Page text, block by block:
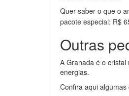
Quer saber o que o
pacote especial: R$
Outras
A Granada é o
energias.
Confira aqui algumas